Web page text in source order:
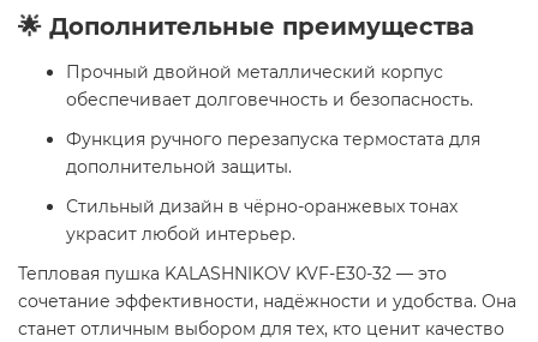
🌟 Дополнительные преимущества
Прочный двойной металлический корпус
обеспечивает долговечность и безопасность.
Функция ручного перезапуска термостата для
дополнительной защиты.
Стильный дизайн в чёрно-оранжевых тонах
украсит любой интерьер.
Тепловая пушка KALASHNIKOV KVF-E30-32 — это
сочетание эффективности, надёжности и удобства. Она
станет отличным выбором для тех, кто ценит качество